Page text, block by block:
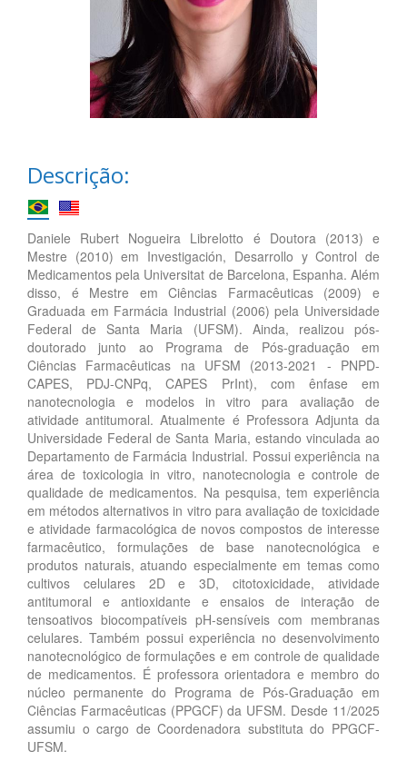
Descrição:
Daniele Rubert Nogueira Librelotto é Doutora (2013) e
Mestre (2010) em Investigación, Desarrollo y Control de
Medicamentos pela Universitat de Barcelona, Espanha. Além
disso, é Mestre em Ciências Farmacêuticas (2009) e
Graduada em Farmácia Industrial (2006) pela Universidade
Federal de Santa Maria (UFSM). Ainda, realizou pós-
doutorado junto ao Programa de Pós-graduação em
Ciências Farmacêuticas na UFSM (2013-2021 - PNPD-
CAPES, PDJ-CNPq, CAPES PrInt), com ênfase em
nanotecnologia e modelos in vitro para avaliação de
atividade antitumoral. Atualmente é Professora Adjunta da
Universidade Federal de Santa Maria, estando vinculada ao
Departamento de Farmácia Industrial. Possui experiência na
área de toxicologia in vitro, nanotecnologia e controle de
qualidade de medicamentos. Na pesquisa, tem experiência
em métodos alternativos in vitro para avaliação de toxicidade
e atividade farmacológica de novos compostos de interesse
farmacêutico, formulações de base nanotecnológica e
produtos naturais, atuando especialmente em temas como
cultivos celulares 2D e 3D, citotoxicidade, atividade
antitumoral e antioxidante e ensaios de interação de
tensoativos biocompatíveis pH-sensíveis com membranas
celulares. Também possui experiência no desenvolvimento
nanotecnológico de formulações e em controle de qualidade
de medicamentos. É professora orientadora e membro do
núcleo permanente do Programa de Pós-Graduação em
Ciências Farmacêuticas (PPGCF) da UFSM. Desde 11/2025
assumiu o cargo de Coordenadora substituta do PPGCF-
UFSM.